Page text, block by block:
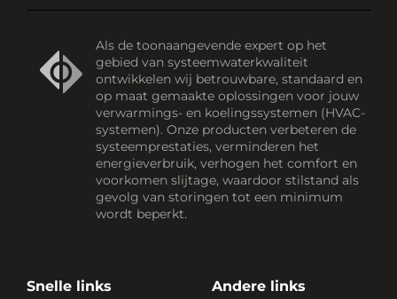
Als de toonaangevende expert op het
gebied van systeemwaterkwaliteit
ontwikkelen wij betrouwbare, standaard en
op maat gemaakte oplossingen voor jouw
verwarmings- en koelingssystemen (HVAC-
systemen). Onze producten verbeteren de
systeemprestaties, verminderen het
energieverbruik, verhogen het comfort en
voorkomen slijtage, waardoor stilstand als
gevolg van storingen tot een minimum
wordt beperkt.
Snelle links Andere links